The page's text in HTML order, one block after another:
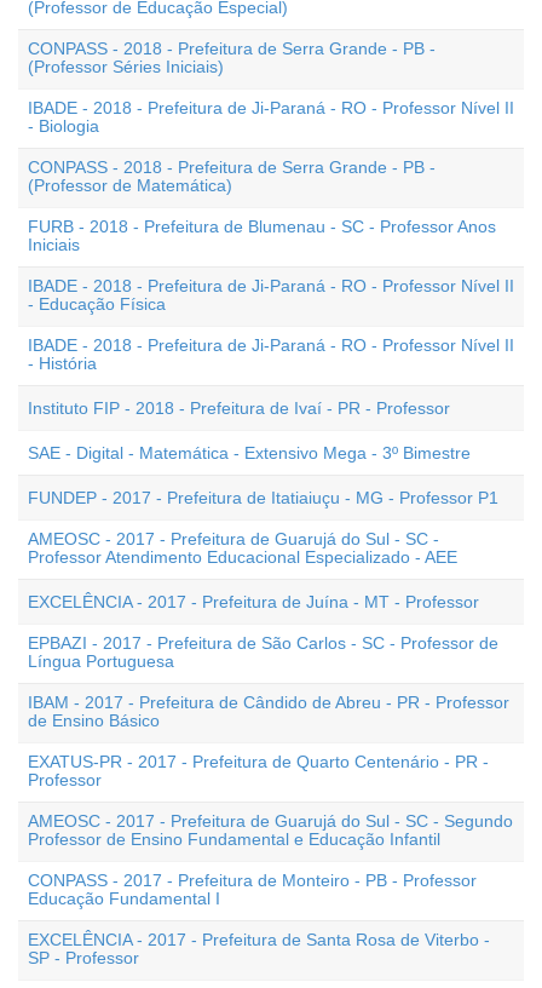
(Professor de Educação Especial)
CONPASS - 2018 - Prefeitura de Serra Grande - PB -
(Professor Séries Iniciais)
IBADE - 2018 - Prefeitura de Ji-Paraná - RO - Professor Nível II
- Biologia
CONPASS - 2018 - Prefeitura de Serra Grande - PB -
(Professor de Matemática)
FURB - 2018 - Prefeitura de Blumenau - SC - Professor Anos
Iniciais
IBADE - 2018 - Prefeitura de Ji-Paraná - RO - Professor Nível II
- Educação Física
IBADE - 2018 - Prefeitura de Ji-Paraná - RO - Professor Nível II
- História
Instituto FIP - 2018 - Prefeitura de Ivaí - PR - Professor
SAE - Digital - Matemática - Extensivo Mega - 3º Bimestre
FUNDEP - 2017 - Prefeitura de Itatiaiuçu - MG - Professor P1
AMEOSC - 2017 - Prefeitura de Guarujá do Sul - SC -
Professor Atendimento Educacional Especializado - AEE
EXCELÊNCIA - 2017 - Prefeitura de Juína - MT - Professor
EPBAZI - 2017 - Prefeitura de São Carlos - SC - Professor de
Língua Portuguesa
IBAM - 2017 - Prefeitura de Cândido de Abreu - PR - Professor
de Ensino Básico
EXATUS-PR - 2017 - Prefeitura de Quarto Centenário - PR -
Professor
AMEOSC - 2017 - Prefeitura de Guarujá do Sul - SC - Segundo
Professor de Ensino Fundamental e Educação Infantil
CONPASS - 2017 - Prefeitura de Monteiro - PB - Professor
Educação Fundamental I
EXCELÊNCIA - 2017 - Prefeitura de Santa Rosa de Viterbo -
SP - Professor